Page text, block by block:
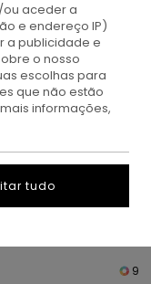
9
ou aceder a
e endereço IP)
a publicidade e
o nosso
escolhas para
que não estão
informações,
tudo